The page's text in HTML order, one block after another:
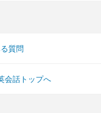
質問
会話トップへ